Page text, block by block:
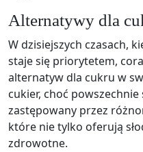
Alternatywy dla
W dzisiejszych czasach,
staje się priorytetem,
alternatyw dla cukru w
cukier, choć
zastępowany przez
które nie tylko oferują
zdrowotne.